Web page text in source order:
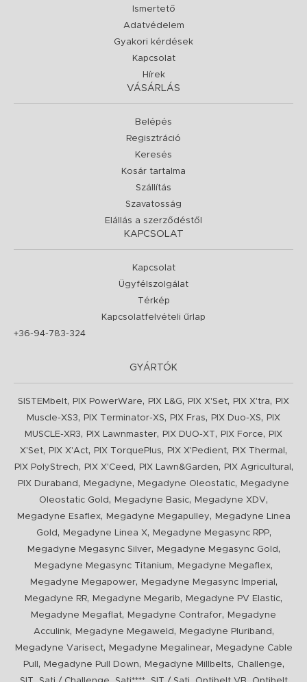
Ismertető
Adatvédelem
Gyakori kérdések
Kapcsolat
Hírek
VÁSÁRLÁS
Belépés
Regisztráció
Keresés
Kosár tartalma
Szállítás
Szavatosság
Elállás a szerződéstől
KAPCSOLAT
Kapcsolat
Ügyfélszolgálat
Térkép
Kapcsolatfelvételi űrlap
+36-94-783-324
GYÁRTÓK
SISTEMbelt, PIX PowerWare, PIX L&G, PIX X'Set, PIX X'tra,
PIX
Muscle-XS3, PIX Terminator-XS, PIX Fras, PIX Duo-XS,
PIX
MUSCLE-XR3, PIX Lawnmaster, PIX DUO-XT, PIX Force,
PIX
X'Set, PIX X'Act, PIX TorquePlus, PIX X'Pedient, PIX Thermal ,
PIX PolyStrech, PIX X'Ceed , PIX Lawn&Garden, PIX Agricultural ,
PIX Duraband , Megadyne, Megadyne Oleostatic,
Megadyne
Oleostatic Gold , Megadyne Basic, Megadyne XDV,
Megadyne Esaflex, Megadyne Megapulley,
Megadyne Linea
Gold , Megadyne Linea X, Megadyne Megasync RPP,
Megadyne Megasync Silver, Megadyne Megasync Gold ,
Megadyne Megasync Titanium, Megadyne Megaflex,
Megadyne Megapower, Megadyne Megasync Imperial ,
Megadyne RR, Megadyne Megarib, Megadyne PV Elastic,
Megadyne Megaflat, Megadyne Contrafor,
Megadyne
Acculink, Megadyne Megaweld , Megadyne Pluriband ,
Megadyne Varisect, Megadyne Megalinear,
Megadyne Cable
Pull
, Megadyne Pull Down, Megadyne Millbelts, Challenge,
,